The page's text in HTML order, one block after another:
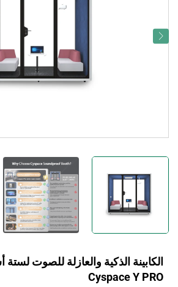
الكابينة الذكية والعازلة للصوت
Cyspace Y PRO